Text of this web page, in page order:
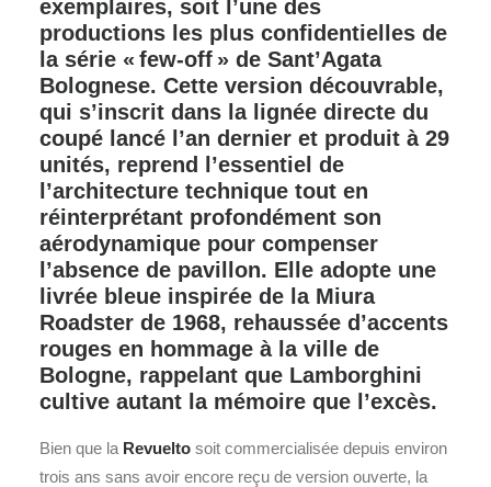
exemplaires, soit l’une des
productions les plus confidentielles de
la série « few‑off » de Sant’Agata
Bolognese. Cette version découvrable,
qui s’inscrit dans la lignée directe du
coupé lancé l’an dernier et produit à 29
unités, reprend l’essentiel de
l’architecture technique tout en
réinterprétant profondément son
aérodynamique pour compenser
l’absence de pavillon. Elle adopte une
livrée bleue inspirée de la Miura
Roadster de 1968, rehaussée d’accents
rouges en hommage à la ville de
Bologne, rappelant que Lamborghini
cultive autant la mémoire que l’excès.
Bien que la Revuelto soit commercialisée depuis environ
trois ans sans avoir encore reçu de version ouverte, la